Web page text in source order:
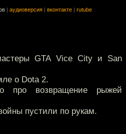
аудиоверсия вконтакте rutube
GTA Vice City и San
о Dota 2.
про возвращение рыжей
пустили по рукам.